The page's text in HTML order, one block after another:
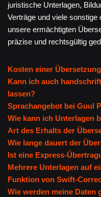
juristische Unterlagen,
Verträge und viele
unsere ermächtigten
präzise und rechtsgültig
Kosten einer
Kann ich auch
lassen?
Sprachangebot bei Guul
Wie kann ich Unterlagen
Art des Erhalts der
Wie lange dauert der
Ist eine Express-
Mehrere Unterlagen auf
Funktion von Swift-
Wie werden meine Daten